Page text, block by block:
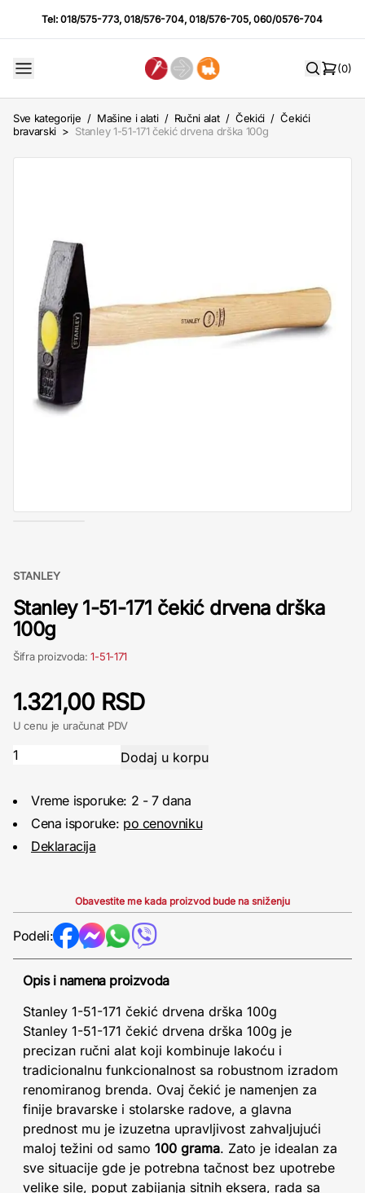
Tel:018/575-773,018/576-704,018/576-705,060/0576-704
(0)
Sve kategorije / Mašine i alati / Ručni alat / Čekići / Čekići
bravarski > Stanley 1-51-171 čekić drvena drška 100g
STANLEY
Stanley 1-51-171 čekić drvena drška
100g
Šifra proizvoda:1-51-171
1.321,00 RSD
U cenu je uračunat PDV
Vreme isporuke: 2 - 7 dana
Cena isporuke: po cenovniku
Deklaracija
Obavestite me kada proizvod bude na sniženju
Podeli:
Opis i namena proizvoda
Stanley 1-51-171 čekić drvena drška 100g
Stanley 1-51-171 čekić drvena drška 100g je
precizan ručni alat koji kombinuje lakoću i
tradicionalnu funkcionalnost sa robustnom izradom
renomiranog brenda. Ovaj čekić je namenjen za
finije bravarske i stolarske radove, a glavna
prednost mu je izuzetna upravljivost zahvaljujući
maloj težini od samo 100 grama. Zato je idealan za
sve situacije gde je potrebna tačnost bez upotrebe
velike sile, poput zabijanja sitnih eksera, rada sa